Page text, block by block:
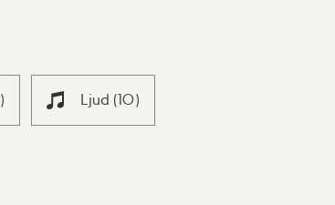
) Ljud (10)